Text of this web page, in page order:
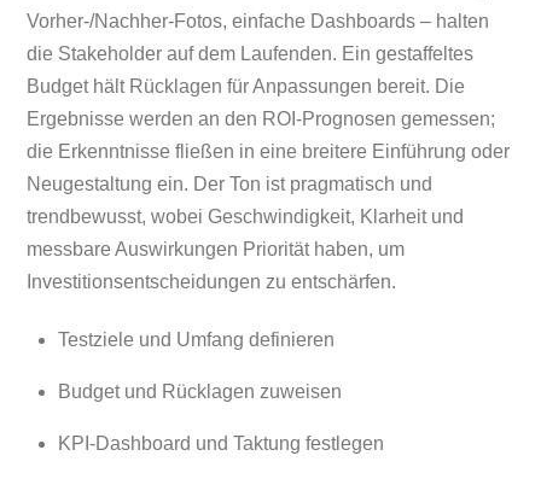
Vorher-/Nachher-Fotos, einfache Dashboards – halten
die Stakeholder auf dem Laufenden. Ein gestaffeltes
Budget hält Rücklagen für Anpassungen bereit. Die
Ergebnisse werden an den ROI-Prognosen gemessen;
die Erkenntnisse fließen in eine breitere Einführung oder
Neugestaltung ein. Der Ton ist pragmatisch und
trendbewusst, wobei Geschwindigkeit, Klarheit und
messbare Auswirkungen Priorität haben, um
Investitionsentscheidungen zu entschärfen.
Testziele und Umfang definieren
Budget und Rücklagen zuweisen
KPI-Dashboard und Taktung festlegen